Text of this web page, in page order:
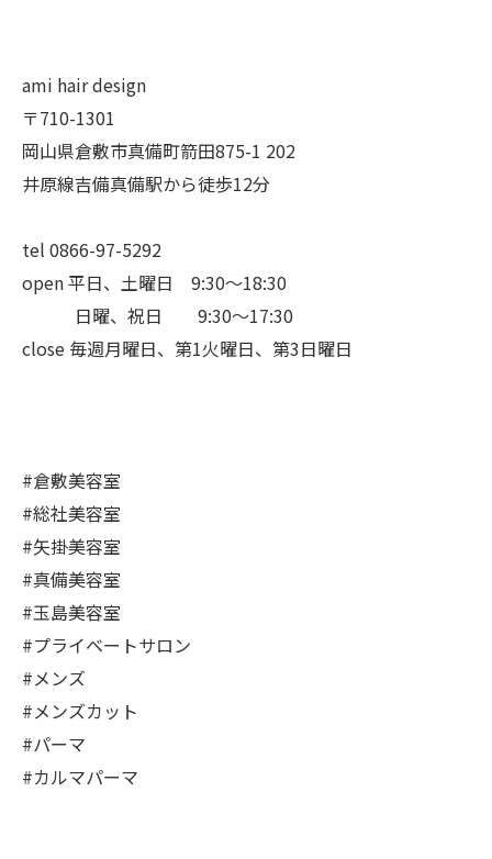
ami hair design
〒710-1301
岡山県倉敷市真備町箭田875-1 202
井原線吉備真備駅から徒歩12分
tel 0866-97-5292
open 平日、土曜日 9:30〜18:30
日曜、祝日 9:30〜17:30
close 毎週月曜日、第1火曜日、第3日曜日
#倉敷美容室
#総社美容室
#矢掛美容室
#真備美容室
#玉島美容室
#プライベートサロン
#メンズ
#メンズカット
#パーマ
#カルマパーマ